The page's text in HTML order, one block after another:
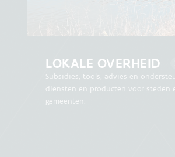
LOKALE OVERHEID
Subsidies, tools, advies en
diensten en producten voor steden
gemeenten.